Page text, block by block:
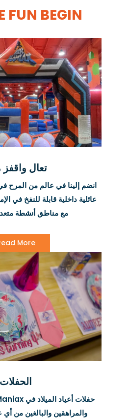
FUN BEGIN
تعال واقفز
انضم إلينا في عالم من المرح
عائلية داخلية قابلة للنفخ في
مع مناطق أنشطة
More
الحفلات
والمراهقين والبالغين من